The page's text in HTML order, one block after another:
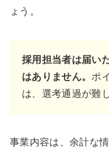
ょう。
採用担当者は届い
はありません。 ポ
は、選考通過が難
事業内容は、余計な